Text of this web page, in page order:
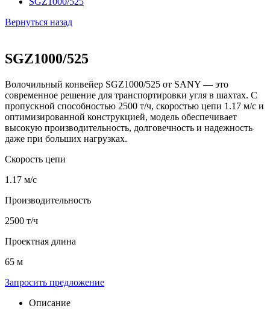
Вернуться назад
SGZ1000/525
Волочильный конвейер SGZ1000/525 от SANY — это
современное решение для транспортировки угля в шахтах. С
пропускной способностью 2500 т/ч, скоростью цепи 1.17 м/с и
оптимизированной конструкцией, модель обеспечивает
высокую производительность, долговечность и надежность
даже при больших нагрузках.
Скорость цепи
1.17 м/с
Производительность
2500 т/ч
Проектная длина
65 м
Запросить предложение
Описание